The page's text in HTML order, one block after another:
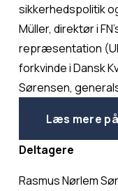
sikkerhedspolitik
Müller, direktør i
repræsentation
forkvinde i Dansk
Sørensen,
Læs mere
Deltagere
Rasmus Nørlem